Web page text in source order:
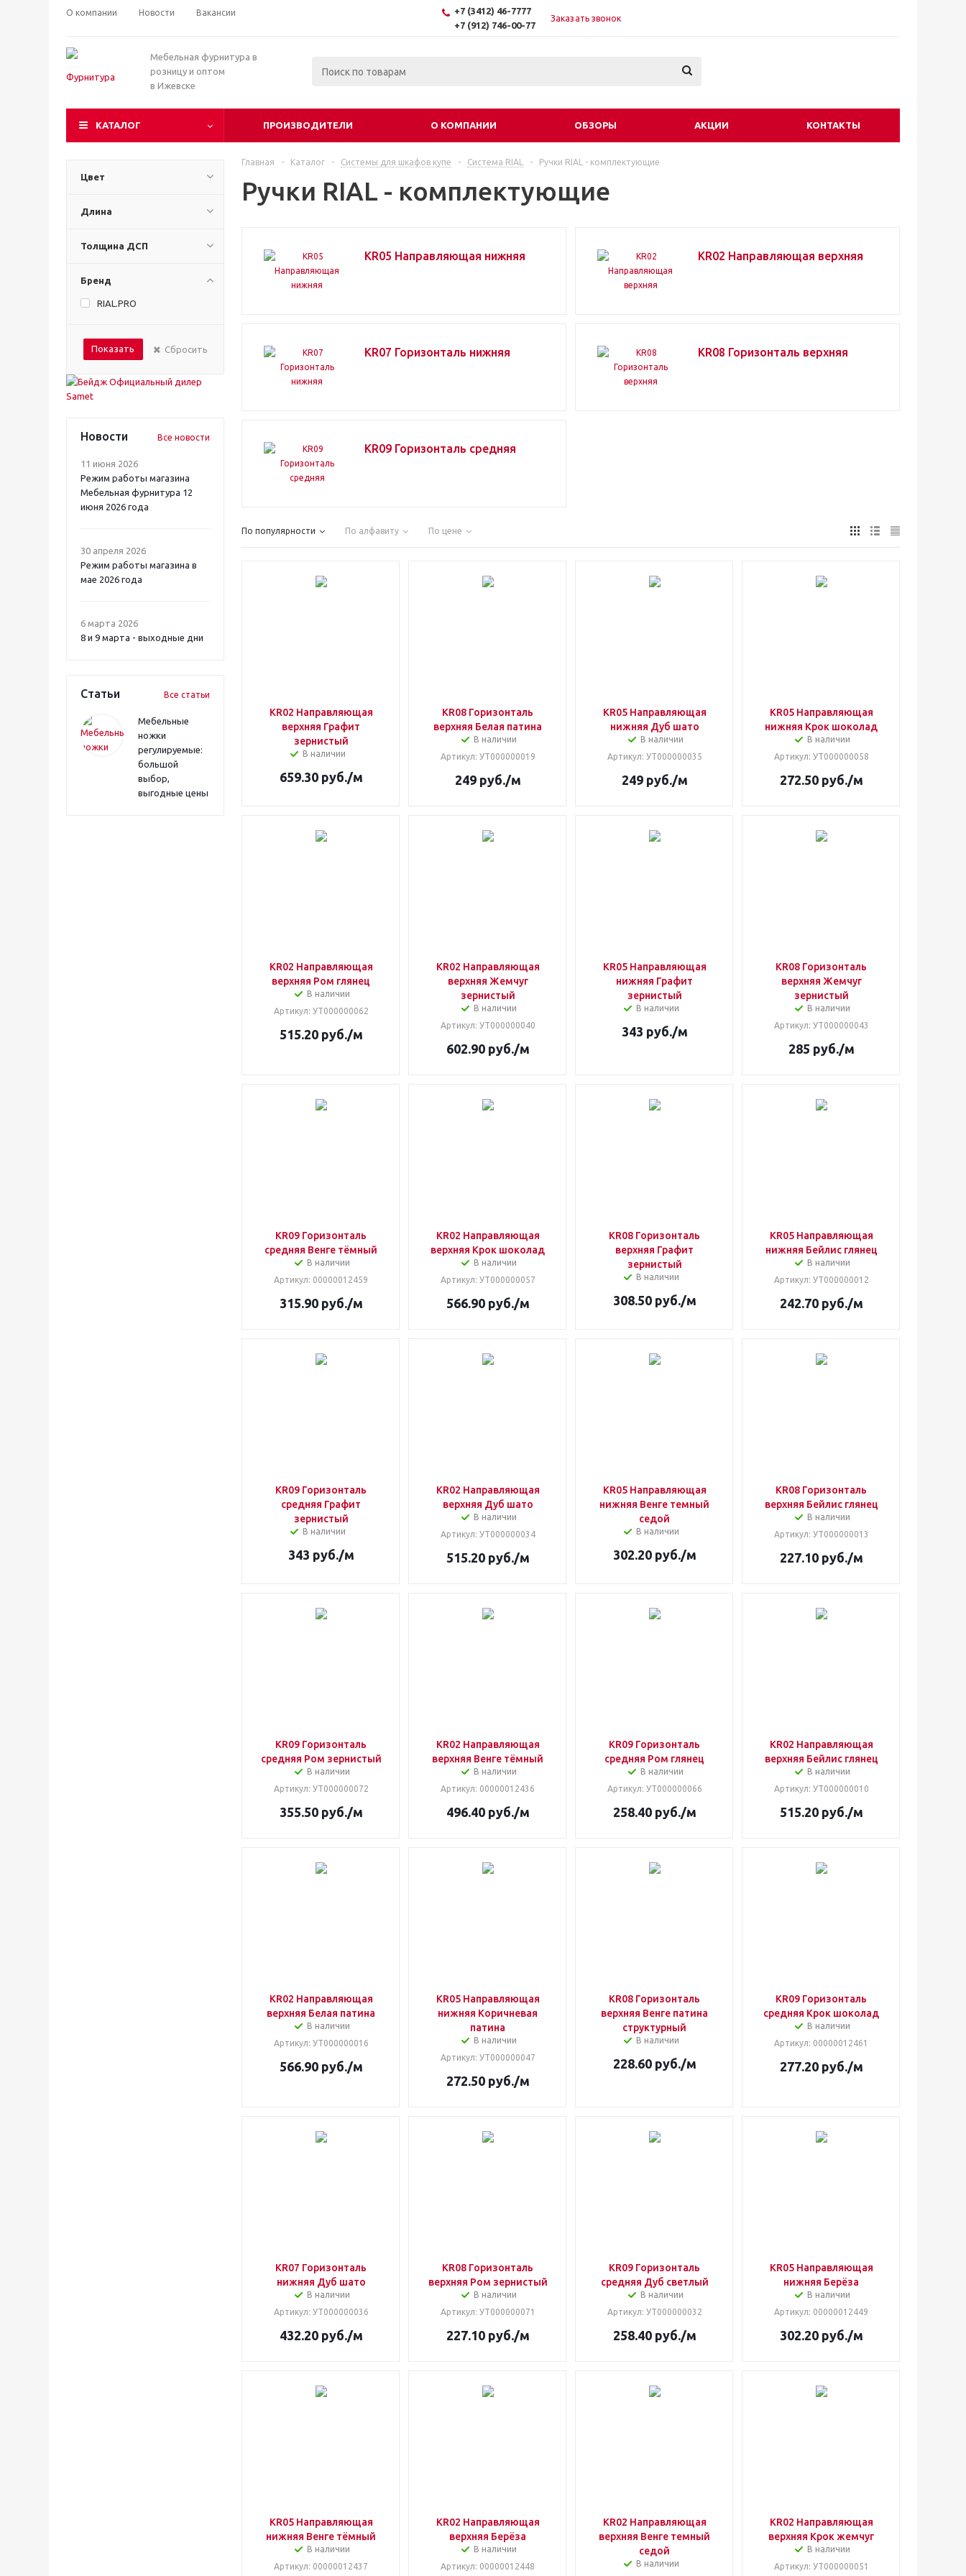
О компании Новости Вакансии
+7 (3412) 46-7777
+7 (912) 746-00-77
Заказать звонок
Мебельная фурнитура в
розницу и оптом
в Ижевске
КАТАЛОГ ПРОИЗВОДИТЕЛИ О КОМПАНИИ ОБЗОРЫ АКЦИИ КОНТАКТЫ
Цвет
Длина
Толщина ДСП
Бренд
RIAL.PRO
Показать Сбросить
Новости Все новости
11 июня 2026
Режим работы магазина
Мебельная фурнитура 12
июня 2026 года
30 апреля 2026
Режим работы магазина в
мае 2026 года
6 марта 2026
8 и 9 марта - выходные дни
Статьи Все статьи
Мебельные
ножки
регулируемые:
большой
выбор,
выгодные цены
Главная - Каталог - Системы для шкафов купе - Система RIAL - Ручки RIAL - комплектующие
Ручки RIAL - комплектующие
KR05 Направляющая нижняя KR02 Направляющая верхняя
KR07 Горизонталь нижняя KR08 Горизонталь верхняя
KR09 Горизонталь средняя
По популярности По алфавиту По цене
KR02 Направляющая
верхняя Графит
зернистый
В наличии
659.30руб./м
KR08 Горизонталь
верхняя Белая патина
В наличии
Артикул: УТ000000019
249руб./м
KR05 Направляющая
нижняя Дуб шато
В наличии
Артикул: УТ000000035
249руб./м
KR05 Направляющая
нижняя Крок шоколад
В наличии
Артикул: УТ000000058
272.50руб./м
KR02 Направляющая
верхняя Ром глянец
В наличии
Артикул: УТ000000062
515.20руб./м
KR02 Направляющая
верхняя Жемчуг
зернистый
В наличии
Артикул: УТ000000040
602.90руб./м
KR05 Направляющая
нижняя Графит
зернистый
В наличии
343 руб./м
KR08 Горизонталь
верхняя Жемчуг
зернистый
В наличии
Артикул: УТ000000043
285 руб./м
KR09 Горизонталь
средняя Венге тёмный
В наличии
Артикул: 00000012459
315.90руб./м
KR02 Направляющая
верхняя Крок шоколад
В наличии
Артикул: УТ000000057
566.90руб./м
KR08 Горизонталь
верхняя Графит
зернистый
В наличии
308.50руб./м
KR05 Направляющая
нижняя Бейлис глянец
В наличии
Артикул: УТ000000012
242.70руб./м
KR09 Горизонталь
средняя Графит
зернистый
В наличии
343 руб./м
KR02 Направляющая
верхняя Дуб шато
В наличии
Артикул: УТ000000034
515.20руб./м
KR05 Направляющая
нижняя Венге темный
седой
В наличии
302.20руб./м
KR08 Горизонталь
верхняя Бейлис глянец
В наличии
Артикул: УТ000000013
227.10руб./м
KR09 Горизонталь
средняя Ром зернистый
В наличии
Артикул: УТ000000072
355.50руб./м
KR02 Направляющая
верхняя Венге тёмный
В наличии
Артикул: 00000012436
496.40руб./м
KR09 Горизонталь
средняя Ром глянец
В наличии
Артикул: УТ000000066
258.40руб./м
KR02 Направляющая
верхняя Бейлис глянец
В наличии
Артикул: УТ000000010
515.20руб./м
KR02 Направляющая
верхняя Белая патина
В наличии
Артикул: УТ000000016
566.90руб./м
KR05 Направляющая
нижняя Коричневая
патина
В наличии
Артикул: УТ000000047
272.50руб./м
KR08 Горизонталь
верхняя Венге патина
структурный
В наличии
228.60руб./м
KR09 Горизонталь
средняя Крок шоколад
В наличии
Артикул: 00000012461
277.20руб./м
KR07 Горизонталь
нижняя Дуб шато
В наличии
Артикул: УТ000000036
432.20руб./м
KR08 Горизонталь
верхняя Ром зернистый
В наличии
Артикул: УТ000000071
227.10руб./м
KR09 Горизонталь
средняя Дуб светлый
В наличии
Артикул: УТ000000032
258.40руб./м
KR05 Направляющая
нижняя Берёза
В наличии
Артикул: 00000012449
302.20руб./м
KR05 Направляющая
нижняя Венге тёмный
В наличии
Артикул: 00000012437
KR02 Направляющая
верхняя Берёза
В наличии
Артикул: 00000012448
KR02 Направляющая
верхняя Венге темный
седой
В наличии
KR02 Направляющая
верхняя Крок жемчуг
В наличии
Артикул: УТ000000051